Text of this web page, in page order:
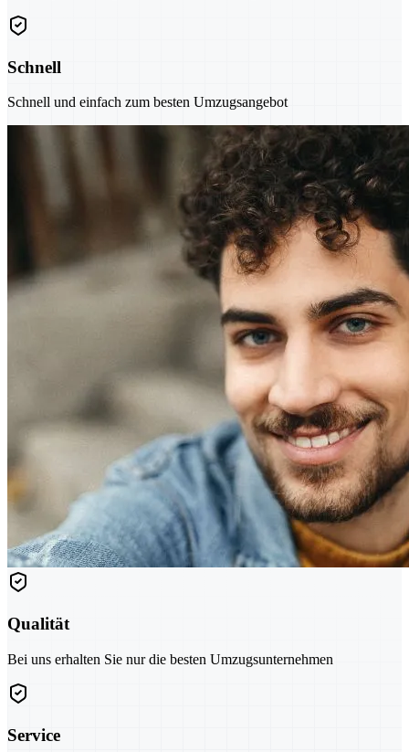
Schnell
Schnell und einfach zum besten Umzugsangebot
Qualität
Bei uns erhalten Sie nur die besten Umzugsunternehmen
Service